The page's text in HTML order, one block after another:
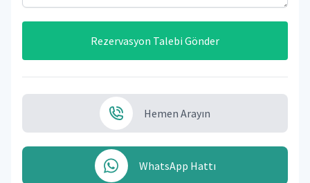
Rezervasyon Talebi Gönder
Hemen Arayın
WhatsApp Hattı